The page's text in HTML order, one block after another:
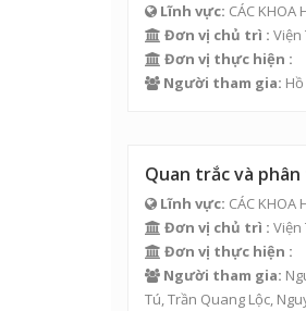
Lĩnh vực: CÁC KHOA
Đơn vị chủ trì :
Đơn vị thực hiện :
Người tham gia:
Quan trắc và
Lĩnh vực: CÁC KHOA
Đơn vị chủ trì :
Đơn vị thực hiện :
Người tham gia:
Tú,Trần Quang Lộc,